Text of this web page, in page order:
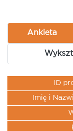
Ankieta
ID
Imię i